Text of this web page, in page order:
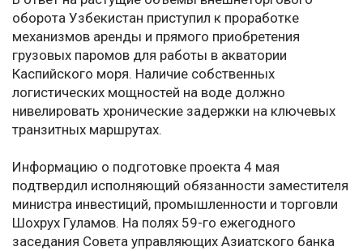
оборота Узбекистан приступил к проработке
механизмов аренды и прямого приобретения
грузовых паромов для работы в акватории
Каспийского моря. Наличие собственных
логистических мощностей на воде должно
нивелировать хронические задержки на ключевых
транзитных маршрутах.
Информацию о подготовке проекта 4 мая
подтвердил исполняющий обязанности заместителя
министра инвестиций, промышленности и торговли
Шохрух Гуламов. На полях 59-го ежегодного
заседания Совета управляющих Азиатского банка